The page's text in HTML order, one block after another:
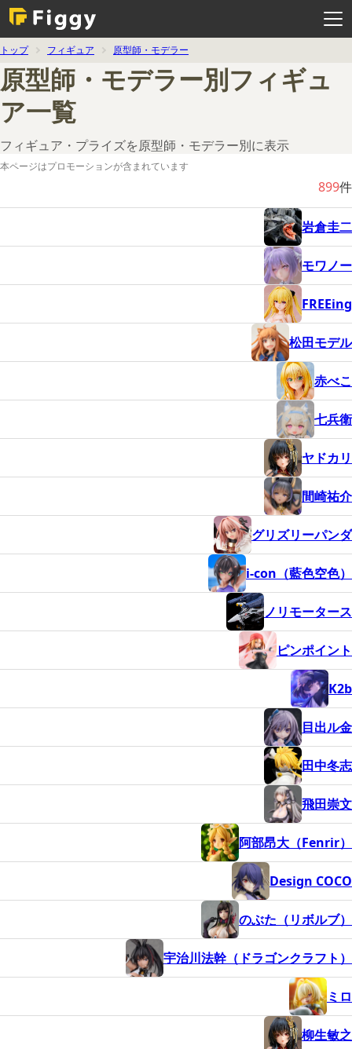
ー
トップ フィギュア 原型師・モデラー
原型師・モデラー別フィギュ
ア一覧
フィギュア・プライズを原型師・モデラー別に表示
本ページはプロモーションが含まれています
899件
岩倉圭二
モワノー
FREEing
松田モデル
赤べこ
七兵衛
ヤドカリ
間崎祐介
グリズリーパンダ
i-con（藍色空色）
ノリモータース
ピンポイント
K2b
目出ル金
田中冬志
飛田崇文
阿部昂大（Fenrir）
Design COCO
のぶた（リボルブ）
宇治川法幹（ドラゴンクラフト）
ミロ
柳生敏之